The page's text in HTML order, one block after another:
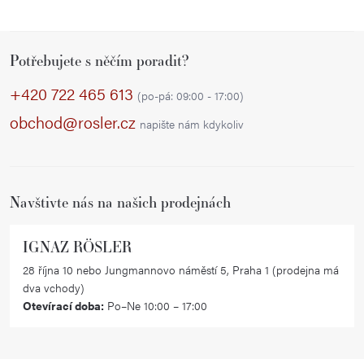
Potřebujete s něčím poradit?
+420 722 465 613 (po-pá: 09:00 - 17:00)
obchod@rosler.cz napište nám kdykoliv
Navštivte nás na našich prodejnách
IGNAZ RÖSLER
28 října 10 nebo Jungmannovo náměstí 5, Praha 1 (prodejna má
dva vchody)
Otevírací doba: Po–Ne 10:00 – 17:00